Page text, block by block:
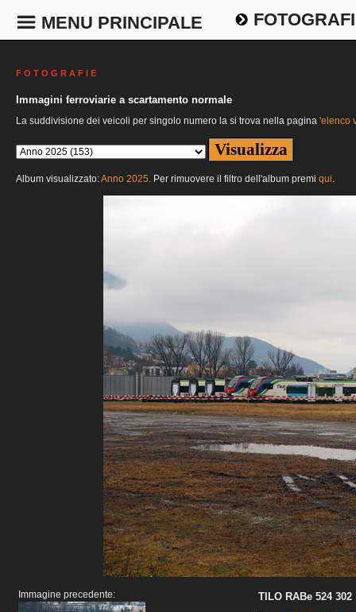
MENU PRINCIPALE
F O T O G R A F I E
Immagini ferroviarie a scartamento normale
La suddivisione dei veicoli per singolo numero la si trova nella pagina 'elenco
Album visualizzato:Anno 2025. Per rimuovere il filtro dell'album premi qui.
Immagine precedente:
TILO RABe 524 302